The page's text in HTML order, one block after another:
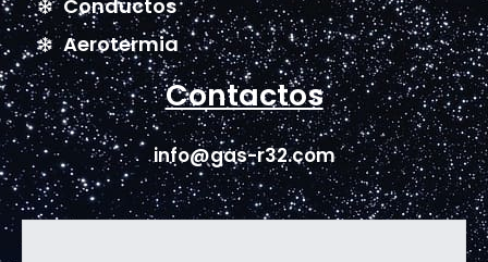
Conductos
Aerotermia
Contactos
info@gas-r32.com